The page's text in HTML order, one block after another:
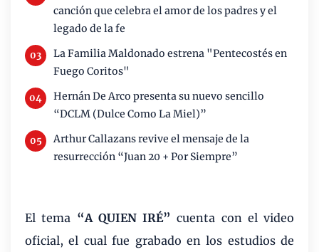
canción que celebra el amor de los padres y el
legado de la fe
La Familia Maldonado estrena "Pentecostés en
Fuego Coritos"
Hernán De Arco presenta su nuevo sencillo
“DCLM (Dulce Como La Miel)”
Arthur Callazans revive el mensaje de la
resurrección “Juan 20 + Por Siempre”
El tema “A QUIEN IRÉ”cuenta con el video
oficial, el cual fue grabado en los estudios de